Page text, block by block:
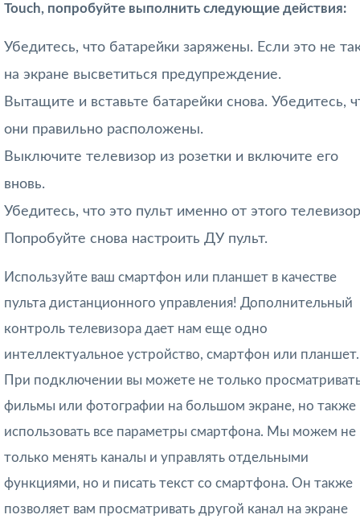
Touch, попробуйте выполнить следующие действия:
Убедитесь, что батарейки заряжены. Если это не
на экране высветиться предупреждение.
Вытащите и вставьте батарейки снова. Убедитесь,
они правильно расположены.
Выключите телевизор из розетки и включите его
вновь.
Убедитесь, что это пульт именно от этого
Попробуйте снова настроить ДУ пульт.
Используйте ваш смартфон или планшет в качестве
пульта дистанционного управления! Дополнительный
контроль телевизора дает нам еще одно
интеллектуальное устройство, смартфон или планшет.
При подключении вы можете не только
фильмы или фотографии на большом экране, но также
использовать все параметры смартфона. Мы можем не
только менять каналы и управлять отдельными
функциями, но и писать текст со смартфона. Он также
позволяет вам просматривать другой канал на экране